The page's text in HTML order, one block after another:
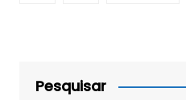
Pesquisar